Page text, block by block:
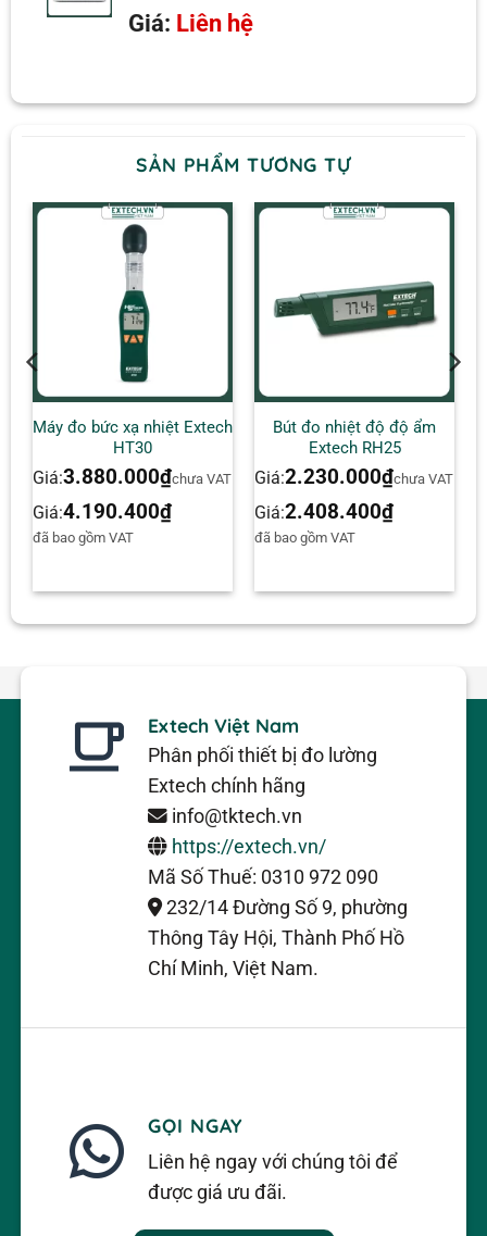
Giá: Liên hệ
SẢN PHẨM TƯƠNG TỰ
Máy đo bức xạ nhiệt Extech
HT30
Giá:3.880.000₫chưa VAT
Giá:4.190.400₫
đã bao gồm VAT
Bút đo nhiệt độ độ ẩm
Extech RH25
Giá:2.230.000₫chưa VAT
Giá:2.408.400₫
đã bao gồm VAT
Extech Việt Nam
Phân phối thiết bị đo lường
Extech chính hãng
info@tktech.vn
https://extech.vn/
Mã Số Thuế: 0310 972 090
232/14 Đường Số 9, phường
Thông Tây Hội, Thành Phố Hồ
Chí Minh, Việt Nam.
GỌI NGAY
Liên hệ ngay với chúng tôi để
được giá ưu đãi.